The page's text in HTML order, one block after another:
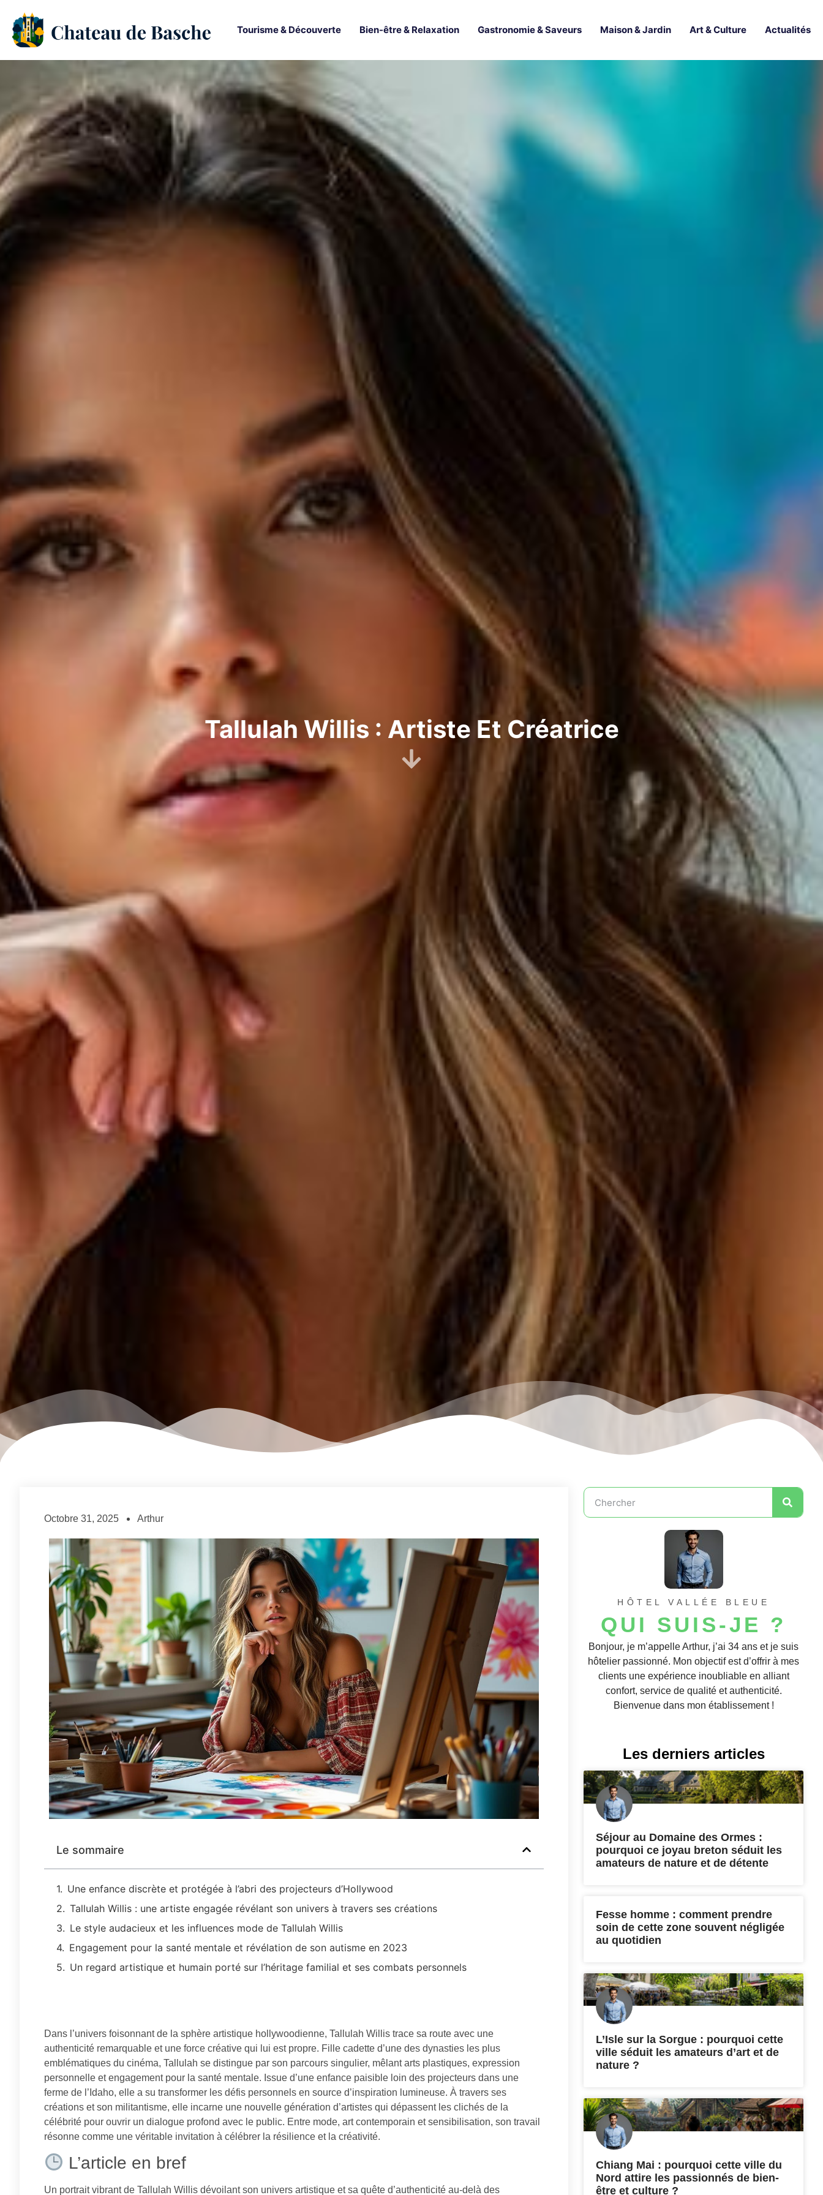
Tourisme & Découverte Bien-être & Relaxation Gastronomie & Saveurs Maison & Jardin Art & Culture Actualités
Tallulah Willis : Artiste Et Créatrice
Octobre 31, 2025 Arthur
Le sommaire
Une enfance discrète et protégée à l’abri des projecteurs d’Hollywood
Tallulah Willis : une artiste engagée révélant son univers à travers ses créations
Le style audacieux et les influences mode de Tallulah Willis
Engagement pour la santé mentale et révélation de son autisme en 2023
Un regard artistique et humain porté sur l’héritage familial et ses combats personnels
Dans l’univers foisonnant de la sphère artistique hollywoodienne, Tallulah Willis trace sa route avec une
authenticité remarquable et une force créative qui lui est propre. Fille cadette d’une des dynasties les plus
emblématiques du cinéma, Tallulah se distingue par son parcours singulier, mêlant arts plastiques, expression
personnelle et engagement pour la santé mentale. Issue d’une enfance paisible loin des projecteurs dans une
ferme de l’Idaho, elle a su transformer les défis personnels en source d’inspiration lumineuse. À travers ses
créations et son militantisme, elle incarne une nouvelle génération d’artistes qui dépassent les clichés de la
célébrité pour ouvrir un dialogue profond avec le public. Entre mode, art contemporain et sensibilisation, son travail
résonne comme une véritable invitation à célébrer la résilience et la créativité.
L’article en bref
Un portrait vibrant de Tallulah Willis dévoilant son univers artistique et sa quête d’authenticité au-delà des
HÔTEL VALLÉE BLEUE
QUI SUIS-JE ?
Bonjour, je m’appelle Arthur, j’ai 34 ans et je suis
hôtelier passionné. Mon objectif est d’offrir à mes
clients une expérience inoubliable en alliant
confort, service de qualité et authenticité.
Bienvenue dans mon établissement !
Les derniers articles
Séjour au Domaine des Ormes :
pourquoi ce joyau breton séduit les
amateurs de nature et de détente
Fesse homme : comment prendre
soin de cette zone souvent négligée
au quotidien
L’Isle sur la Sorgue : pourquoi cette
ville séduit les amateurs d’art et de
nature ?
Chiang Mai : pourquoi cette ville du
Nord attire les passionnés de bien-
être et culture ?